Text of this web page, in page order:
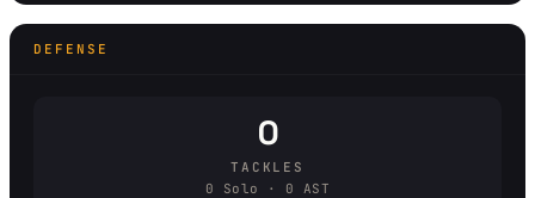
DEFENSE
0
TACKLES
0 Solo · 0 AST